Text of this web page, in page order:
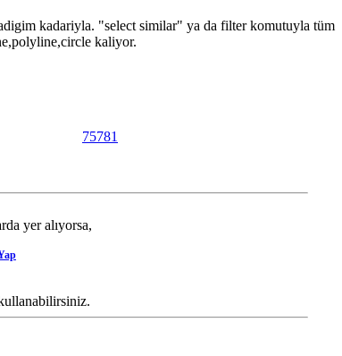
kadariyla. "select similar" ya da filter komutuyla tüm
kaliyor.
75781
yer alıyorsa,